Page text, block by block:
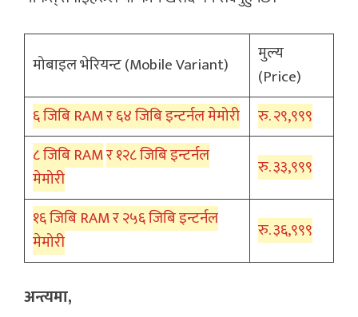
मोबाइल भेरियन्ट (Mobile Variant)
मुल्य
(Price)
६ जिबि RAM र ६४ जिबि इन्टर्नल मेमोरी
रु. २९,९९९
८ जिबि RAMर १२८ जिबि इन्टर्नल
मेमोरी
रु. ३३,९९९
१६ जिबि RAM र २५६ जिबि इन्टर्नल
मेमोरी
रु. ३६,९९९
अन्त्यमा,